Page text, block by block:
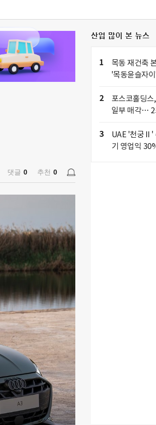
댓글 0 추천 0
산업 많이 본 뉴스